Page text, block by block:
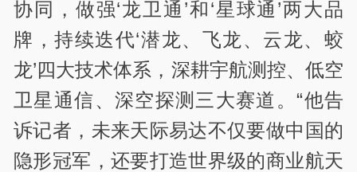
协同，做强‘龙卫通’和‘星球通’两大品
牌，持续迭代‘潜龙、飞龙、云龙、蛟
龙’四大技术体系，深耕宇航测控、低空
卫星通信、深空探测三大赛道。“他告
诉记者，未来天际易达不仅要做中国的
隐形冠军，还要打造世界级的商业航天